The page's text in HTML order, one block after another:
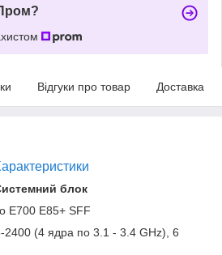
Відгуки про товар Доставка
блок
E700 E85+ SFF
2400 (4 ядра по 3.1 - 3.4 GHz), 6